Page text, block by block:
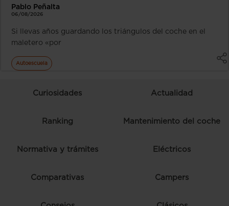
Pablo Peñalta
06/08/2026
Si llevas años guardando los triángulos del coche en el
maletero «por
Autoescuela
Curiosidades Actualidad
Ranking Mantenimiento del coche
Normativa y trámites Eléctricos
Comparativas Campers